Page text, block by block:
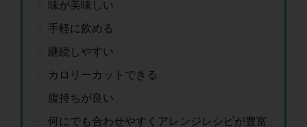
味が美味しい
手軽に飲める
継続しやすい
カロリーカットできる
腹持ちが良い
何にでも合わせやすくアレンジレシピが豊富